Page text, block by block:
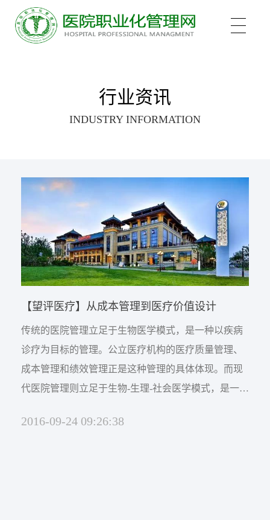
关于我们
中医心理师
心理治疗师
医院管理师
卫生技术资格考试助考
医务社工师
培训认证
医院管理咨询案例
职业化管理理论
医院EAP项目咨询
新闻中心
公司新闻
行业资讯
考试信息
职业标准
网络杂志
师资展示
联系我们
行业资讯
INDUSTRY INFORMATION
【望评医疗】从成本管理到医疗价值设计
传统的医院管理立足于生物医学模式，是一种以疾病
诊疗为目标的管理。公立医疗机构的医疗质量管理、
成本管理和绩效管理正是这种管理的具体体现。而现
代医院管理则立足于生物-生理-社会医学模式，是一种
时需要让医务人员满意，也需要让医院投资者满意。
2016-09-24 09:26:38